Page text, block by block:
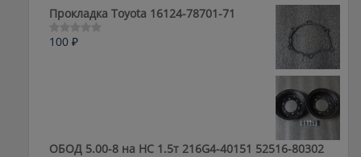
5
Прокладка Toyota 16124-78701-71
Оценка
100 ₽
ОБОД 5.00-8 на HC 1.5т 216G4-40151 52516-80302